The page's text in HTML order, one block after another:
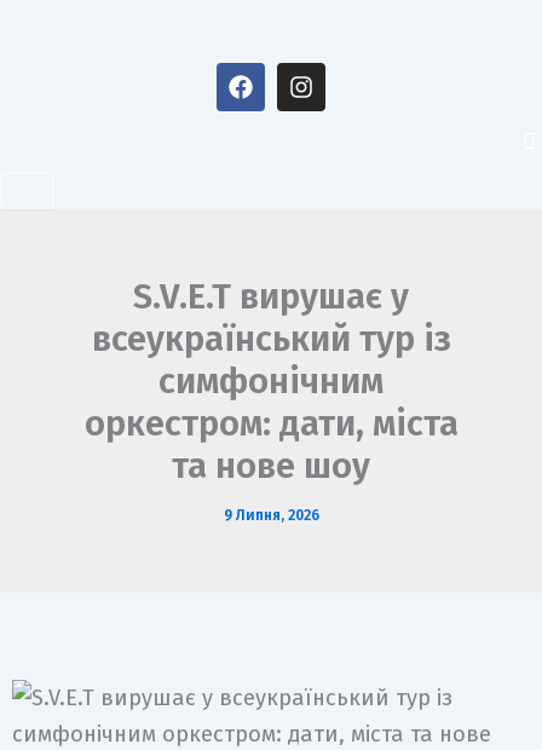
F
a
I
n
S.V.E.T вирушає у
всеукраїнський тур із
симфонічним
оркестром: дати, міста
та нове шоу
9 Липня, 2026